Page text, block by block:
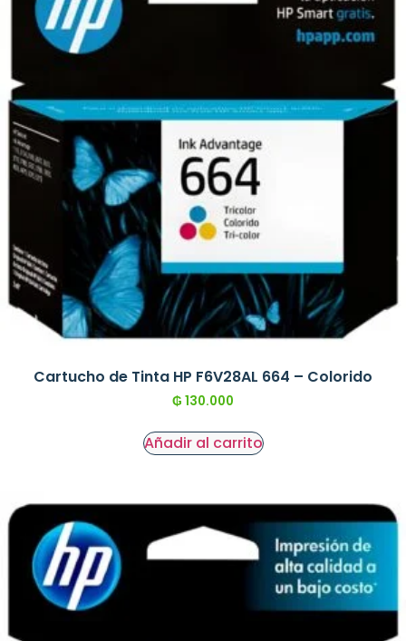
Cartucho de Tinta HP F6V28AL 664 – Colorido
₲ 130.000
Añadir al carrito